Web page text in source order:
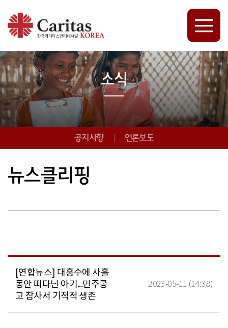
소식
공지사항 언론보도
뉴스클리핑
[연합뉴스] 대홍수에 사흘
동안 떠다닌 아기...민주콩
고 참사서 기적적 생존
2023-05-11 (14:38)